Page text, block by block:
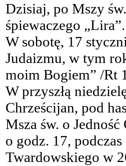
Dzisiaj, po Mszy
śpiewaczego „Lira”.
W sobotę, 17
Judaizmu, w tym
moim Bogiem” /Rt
W przyszłą
Chrześcijan, pod
Msza św. o
o godz. 17,
Twardowskiego w